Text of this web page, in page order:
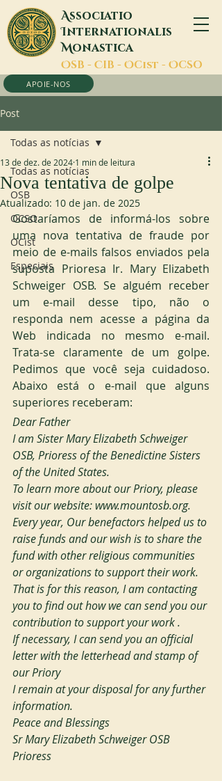
Associatio
Internationalis
Monastica
OSB - CIB - OCist - OCSO
APOIE-NOS
Post
Todas as notícias
OSB
OCSO
OCist
Especiais
Todas as notícias
Nova tentativa de golpe
13 de dez. de 2024 1 min de leitura
Atualizado: 10 de jan. de 2025
Gostaríamos de informá-los sobre
uma nova tentativa de fraude por
meio de e-mails falsos enviados pela
suposta Prioresa Ir. Mary Elizabeth
Schweiger OSB. Se alguém receber
um e-mail desse tipo, não o
responda nem acesse a página da
Web indicada no mesmo e-mail.
Trata-se claramente de um golpe.
Pedimos que você seja cuidadoso.
Abaixo está o e-mail que alguns
superiores receberam:
Dear Father
I am Sister Mary Elizabeth Schweiger
OSB, Prioress of the Benedictine Sisters
of the United States.
To learn more about our Priory, please
visit our website: www.mountosb.org.
Every year, Our benefactors helped us to
raise funds and our wish is to share the
fund with other religious communities
or organizations to support their work.
That is for this reason, I am contacting
you to find out how we can send you our
contribution to support your work .
If necessary, I can send you an official
letter with the letterhead and stamp of
our Priory
I remain at your disposal for any further
information.
Peace and Blessings
Sr Mary Elizabeth Schweiger OSB
Prioress